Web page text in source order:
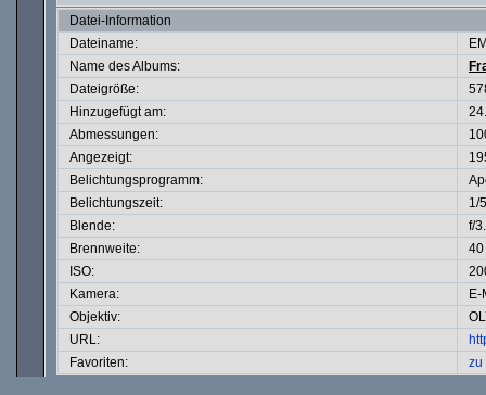
Datei-Information
Dateiname:
Name des Albums:
Dateigröße:
Hinzugefügt am:
Abmessungen:
Angezeigt:
Belichtungsprogramm:
Belichtungszeit:
1/
Blende:
f/
Brennweite:
40
ISO:
Kamera:
E-
Objektiv:
URL:
Favoriten:
zu